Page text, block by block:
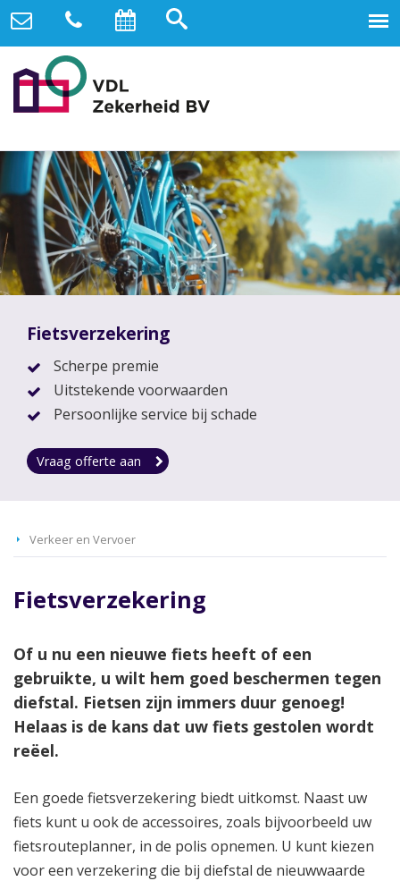
Fietsverzekering
Scherpe premie
Uitstekende voorwaarden
Persoonlijke service bij schade
Vraag offerte aan
Verkeer en Vervoer
Fietsverzekering
Of u nu een nieuwe fiets heeft of een
gebruikte, u wilt hem goed beschermen tegen
diefstal. Fietsen zijn immers duur genoeg!
Helaas is de kans dat uw fiets gestolen wordt
reëel.
Een goede fietsverzekering biedt uitkomst. Naast uw
fiets kunt u ook de accessoires, zoals bijvoorbeeld uw
fietsrouteplanner, in de polis opnemen. U kunt kiezen
voor een verzekering die bij diefstal de nieuwwaarde